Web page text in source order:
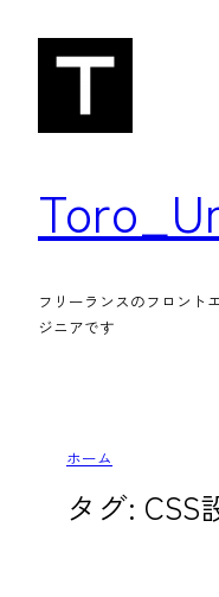
フリーランスのフロント
ジニアです
ホーム
タグ: CSS